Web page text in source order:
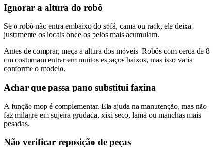
Ignorar a altura do robô
Se o robô não entra embaixo do sofá, cama ou rack, ele deixa
justamente os locais onde os pelos mais acumulam.
Antes de comprar, meça a altura dos móveis. Robôs com cerca de 8
cm costumam entrar em muitos espaços baixos, mas isso varia
conforme o modelo.
Achar que passa pano substitui faxina
A função mop é complementar. Ela ajuda na manutenção, mas não
faz milagre em sujeira grudada, xixi seco, lama ou manchas mais
pesadas.
Não verificar reposição de peças